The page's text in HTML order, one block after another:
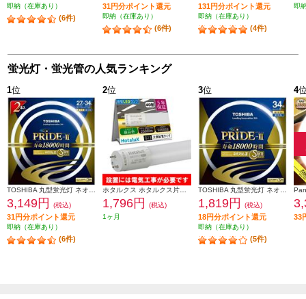
即納（在庫あり）
(6件)
31円分ポイント還元
即納（在庫あり）
(6件)
131円分ポイント還元
即納（在庫あり）
(4件)
即
蛍光灯・蛍光管の人気ランキング
1位
3,149円 (税込)
31円分ポイント還元
即納（在庫あり）
(6件)
2位
1,796円
(税込)
1ヶ月
3位
1,819円 (税込)
18円分ポイント還元
即納（在庫あり）
(5件)
4
33